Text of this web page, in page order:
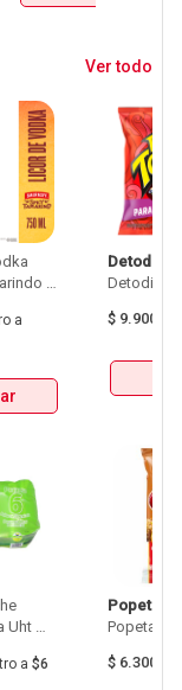
Ver todo
a
Uht
a $6
Detodito
$ 9.900
Popetas
Popetas
$ 6.300